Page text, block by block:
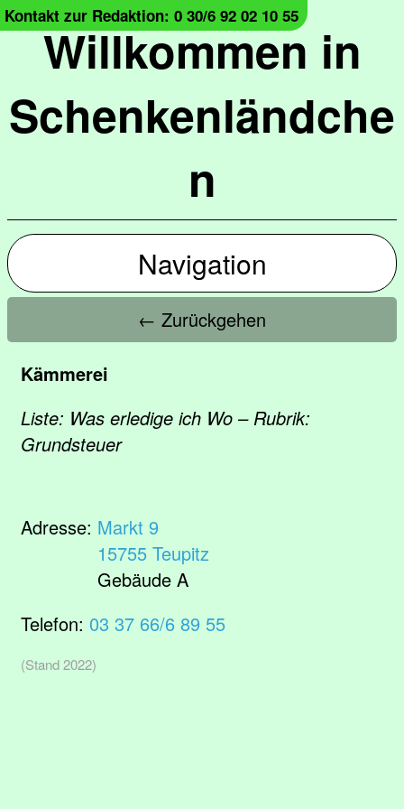
Willkommen in
Schenkenländche
n
Kontakt zur Redaktion: 0 30/6 92 02 10 55
Navigation
← Zurückgehen
Kämmerei
Liste: Was erledige ich Wo – Rubrik:
Grundsteuer
Adresse: Markt 9
15755 Teupitz
Gebäude A
Telefon: 03 37 66/6 89 55
(Stand 2022)